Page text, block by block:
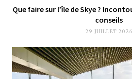
Que faire sur l’île de Skye ?
conseils
29 JUILLET 2026